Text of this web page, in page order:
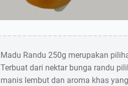
Madu Randu 250g merupakan
Terbuat dari nektar bunga randu
manis lembut dan aroma khas